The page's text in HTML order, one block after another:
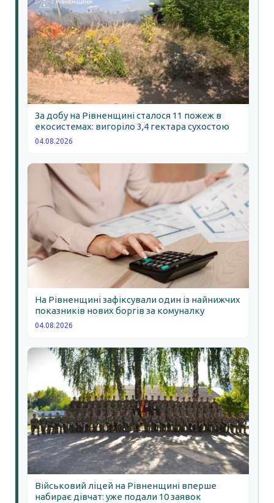
За добу на Рівненщині сталося 11 пожеж в
екосистемах: вигоріло 3,4 гектара сухостою
04.08.2026
На Рівненщині зафіксували один із найнижчих
показників нових боргів за комуналку
04.08.2026
Військовий ліцей на Рівненщині вперше
набирає дівчат: уже подали 10 заявок